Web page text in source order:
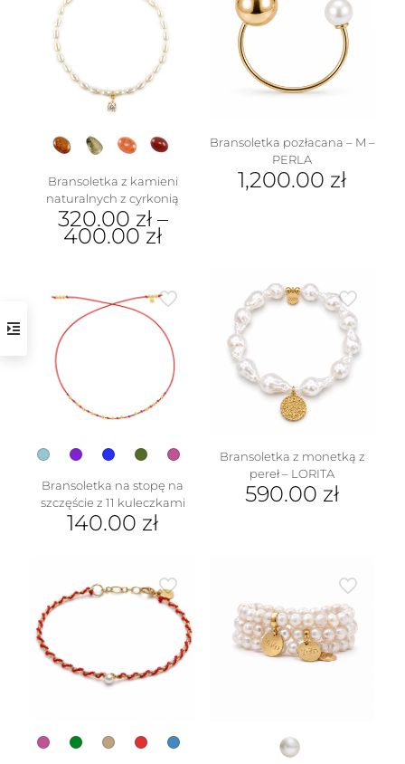
Bransoletka z kamieni
naturalnych z cyrkonią
320.00 zł–
400.00 zł
wiele
wariantów.
stronie
Bransoletka pozłacana – M –
PERLA
1,200.00 zł
Bransoletka na stopę na
szczęście z 11 kuleczkami
140.00 zł
wiele
wariantów.
wybrać
na
Bransoletka z monetką z
pereł – LORITA
590.00 zł